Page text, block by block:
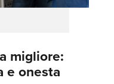
migliore:
e onesta